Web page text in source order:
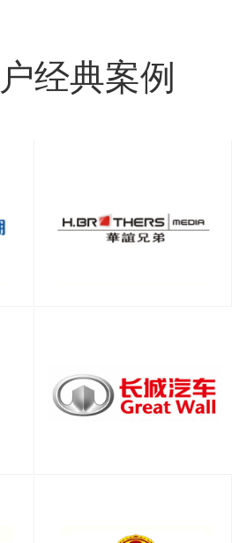
经典案例